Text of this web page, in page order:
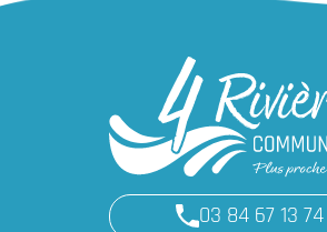
03 84 67 13 74